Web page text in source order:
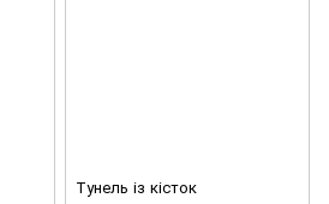
Тунель із кісток